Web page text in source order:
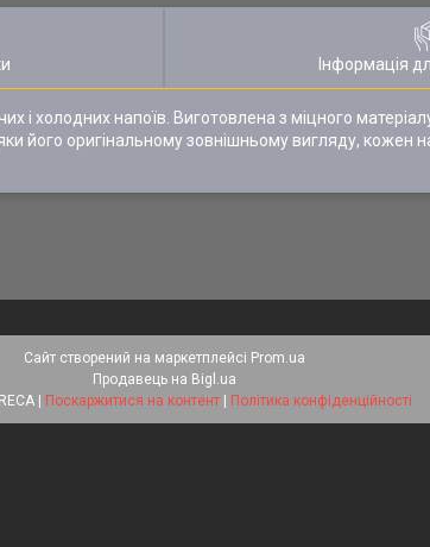
Інформація
і холодних напоїв. Виготовлена з міцного
його оригінальному зовнішньому вигляду, кожен
Сайт створений на маркетплейсі Prom.ua
Продавець на Bigl.ua
Поскаржитися на контент Політика конфіденційності